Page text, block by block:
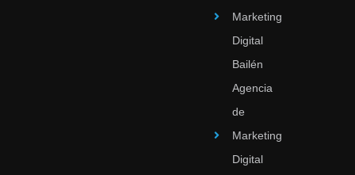
Marketing
Digital
Bailén
Agencia
de
Marketing
Digital